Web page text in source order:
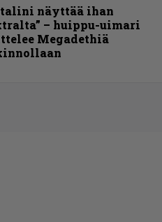
näyttää ihan
– huippu-uimari
Megadethiä